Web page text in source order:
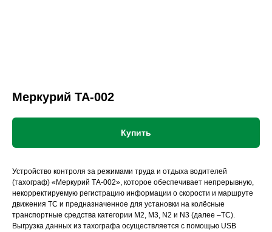
Меркурий ТА-002
Купить
Устройство контроля за режимами труда и отдыха водителей
(тахограф) «Меркурий ТА-002», которое обеспечивает непрерывную,
некорректируемую регистрацию информации о скорости и маршруте
движения ТС и предназначенное для установки на колёсные
транспортные средства категории М2, М3, N2 и N3 (далее –ТС).
Выгрузка данных из тахографа осуществляется с помощью USB